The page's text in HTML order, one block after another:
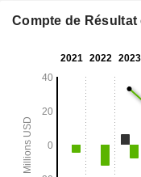
produits candidats
Les produits
nom de « série 100 ».
de la société
Compte de